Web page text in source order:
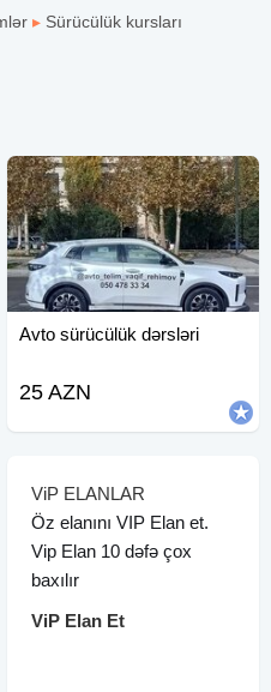
▸ Sürücülük kursları
Avto sürücülük dərsləri
25 AZN
ViP ELANLAR
Öz elanını VIP Elan et.
Vip Elan 10 dəfə çox
baxılır
ViP Elan Et